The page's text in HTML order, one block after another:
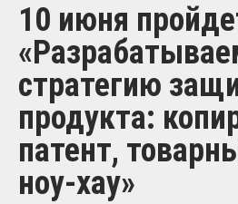
10 июня
стратегию
продукта:
патент,
ноу-хау»